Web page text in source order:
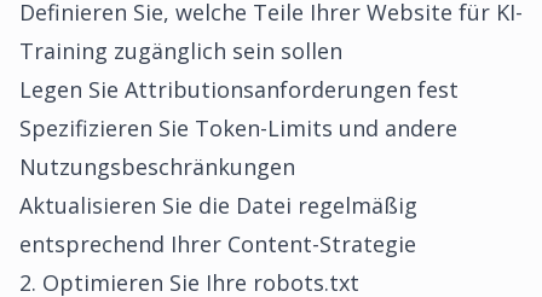
Definieren Sie, welche Teile Ihrer Website für KI-
Training zugänglich sein sollen
Legen Sie Attributionsanforderungen fest
Spezifizieren Sie Token-Limits und andere
Nutzungsbeschränkungen
Aktualisieren Sie die Datei regelmäßig
entsprechend Ihrer Content-Strategie
2. Optimieren Sie Ihre robots.txt